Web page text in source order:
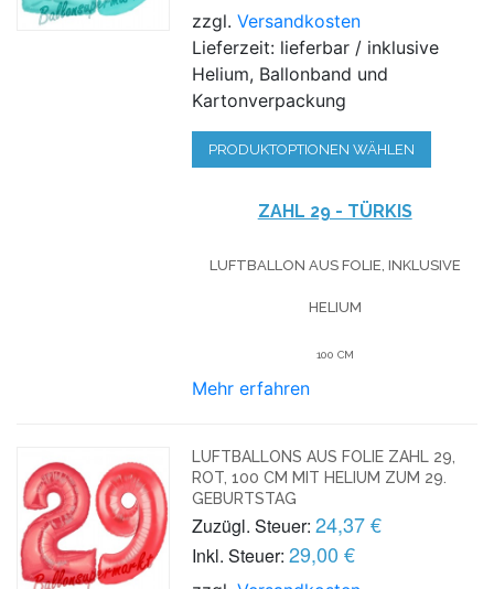
zzgl.Versandkosten
Lieferzeit: lieferbar / inklusive
Helium, Ballonband und
Kartonverpackung
PRODUKTOPTIONEN WÄHLEN
ZAHL 29 - TÜRKIS
LUFTBALLON AUS FOLIE, INKLUSIVE
HELIUM
100 CM
Mehr erfahren
LUFTBALLONS AUS FOLIE ZAHL 29,
ROT, 100 CM MIT HELIUM ZUM 29.
GEBURTSTAG
Zuzügl. Steuer: 24,37 €
Inkl. Steuer: 29,00 €